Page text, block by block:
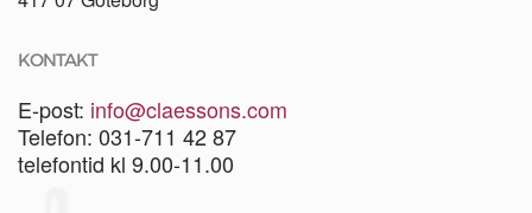
KONTAKT
E-post: info@claessons.com
Telefon: 031-711 42 87
telefontid kl 9.00-11.00